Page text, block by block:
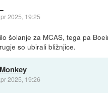
2025, 19:25
šolanje za MCAS, tega pa
so ubirali bližnjice.
2025, 19:26